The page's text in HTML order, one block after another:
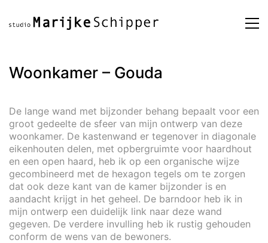
Woonkamer – Gouda
De lange wand met bijzonder behang bepaalt voor een
groot gedeelte de sfeer van mijn ontwerp van deze
woonkamer. De kastenwand er tegenover in diagonale
eikenhouten delen, met opbergruimte voor haardhout
en een open haard, heb ik op een organische wijze
gecombineerd met de hexagon tegels om te zorgen
dat ook deze kant van de kamer bijzonder is en
aandacht krijgt in het geheel. De barndoor heb ik in
mijn ontwerp een duidelijk link naar deze wand
gegeven. De verdere invulling heb ik rustig gehouden
conform de wens van de bewoners.